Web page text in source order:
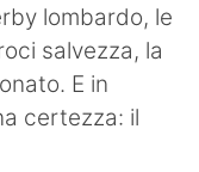
lombardo, le
salvezza, la
E in
certezza: il